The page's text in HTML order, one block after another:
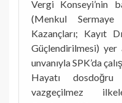
Vergi Konseyi’nin
(Menkul
Kazançları; Kayıt
Güçlendirilmesi) yer
unvanıyla SPK’da
Hayatı dosdoğru
vazgeçilmez